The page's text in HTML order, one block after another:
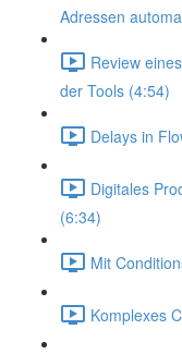
Adressen
Review
der Tools (4:54)
Delays in
Digitales
(6:34)
Mit
Komplexes